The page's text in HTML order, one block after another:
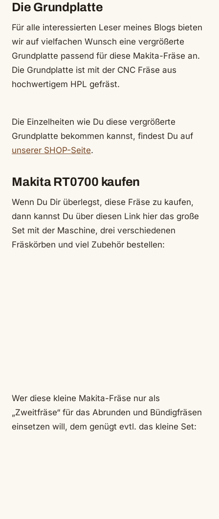
Die Grundplatte
Für alle interessierten Leser meines Blogs bieten
wir auf vielfachen Wunsch eine vergrößerte
Grundplatte passend für diese Makita-Fräse an.
Die Grundplatte ist mit der CNC Fräse aus
hochwertigem HPL gefräst.
Die Einzelheiten wie Du diese vergrößerte
Grundplatte bekommen kannst, findest Du auf
unserer SHOP-Seite.
Makita RT0700 kaufen
Wenn Du Dir überlegst, diese Fräse zu kaufen,
dann kannst Du über diesen Link hier das große
Set mit der Maschine, drei verschiedenen
Fräskörben und viel Zubehör bestellen:
Wer diese kleine Makita-Fräse nur als
„Zweitfräse“ für das Abrunden und Bündigfräsen
einsetzen will, dem genügt evtl. das kleine Set: